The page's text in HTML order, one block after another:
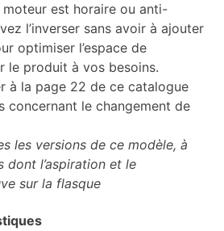
est horaire ou anti-
l’inverser sans avoir à ajouter
optimiser l’espace de
le produit à vos besoins.
à la page 22 de ce catalogue
concernant le changement de
les versions de ce modèle, à
dont l’aspiration et le
sur la flasque